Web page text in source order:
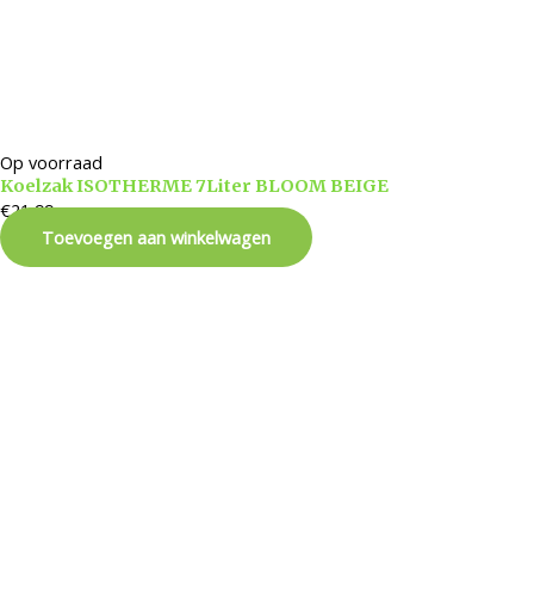
Op voorraad
Koelzak ISOTHERME 7Liter BLOOM BEIGE
€21,99
Toevoegen aan winkelwagen